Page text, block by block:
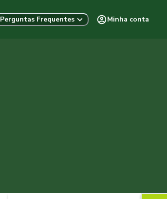
Perguntas Frequentes Minha conta